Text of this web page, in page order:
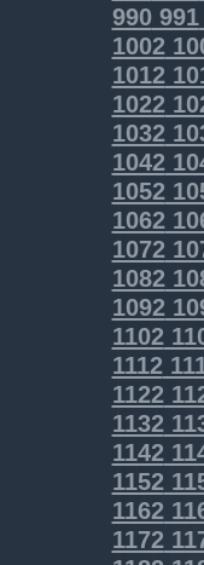
990991
1002
1012
1022
1032
1042
1052
1062
1072
1082
1092
1102
1112
1122
1132
1142
1152
1162
1172